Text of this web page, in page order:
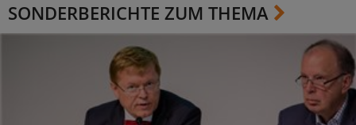
SONDERBERICHTE ZUM THEMA